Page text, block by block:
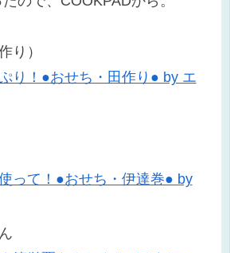
り）
り！●おせち・田作り● by エ
って！●おせち・伊達巻● by